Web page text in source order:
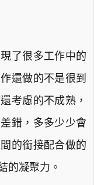
了很多工作中的
還做的不是很到
考慮的不成熟，
錯，多多少少會
的銜接配合做的
的凝聚力。